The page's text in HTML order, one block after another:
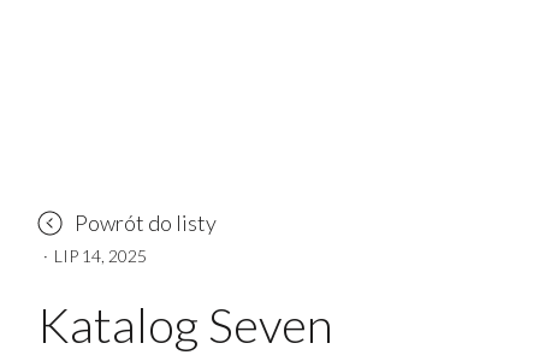
Powrót do listy
· LIP 14, 2025
Katalog Seven